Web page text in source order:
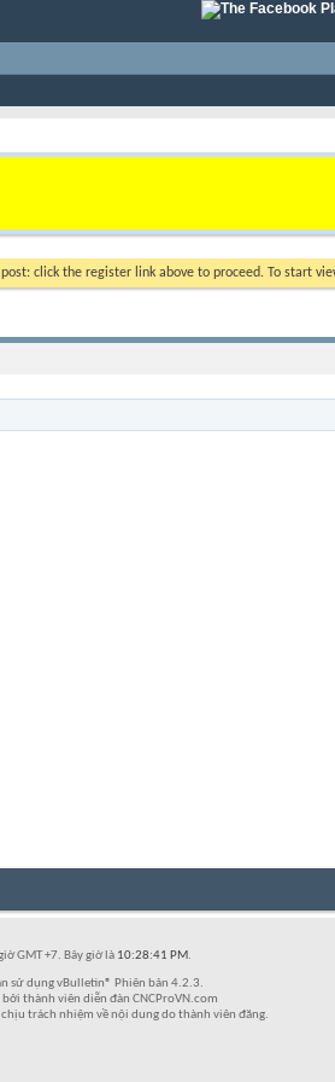
post: click the register link above to proceed. To start
GMT +7. Bây giờ là 10:28:41 PM.
sử dụng vBulletin® Phiên bản 4.2.3.
thành viên diễn đàn CNCProVN.com
trách nhiệm về nội dung do thành viên đăng.